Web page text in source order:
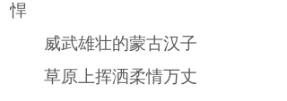
悍
威武雄壮的蒙古汉子
草原上挥洒柔情万丈